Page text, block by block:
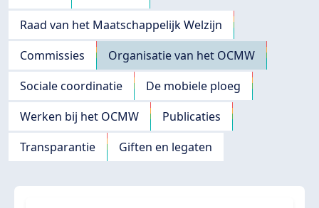
Raad van het Maatschappelijk Welzijn
Commissies
Organisatie van het OCMW
Sociale coordinatie
De mobiele ploeg
Werken bij het OCMW
Publicaties
Transparantie
Giften en legaten